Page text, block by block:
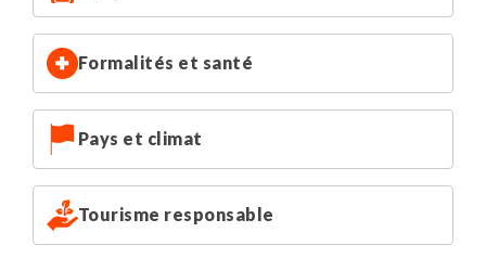
transports aériens et maritimes de Sardaigne, à la pointe
de la baie, bien à l'abri de la mer et du vent.
NB : Classification selon les normes locales.
Formalités et santé
Pays et climat
Tourisme responsable